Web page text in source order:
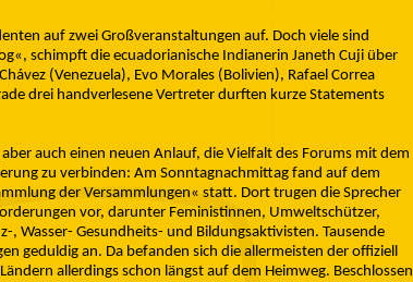
auf zwei Großveranstaltungen auf. Doch viele sind
schimpft die ecuadorianische Indianerin Janeth Cuji über
(Venezuela), Evo Morales (Bolivien), Rafael Correa
drei handverlesene Vertreter durften kurze Statements
auch einen neuen Anlauf, die Vielfalt des Forums mit dem
zu verbinden: Am Sonntagnachmittag fand auf dem
der Versammlungen« statt. Dort trugen die Sprecher
vor, darunter Feministinnen, Umweltschützer,
Wasser- Gesundheits- und Bildungsaktivisten. Tausende
geduldig an. Da befanden sich die allermeisten der offiziell
allerdings schon längst auf dem Heimweg. Beschlossen